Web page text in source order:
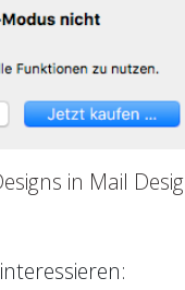
in Mail